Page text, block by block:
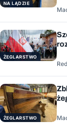
NA LĄDZIE
ŻEGLARSTWO
ŻEGLARSTWO